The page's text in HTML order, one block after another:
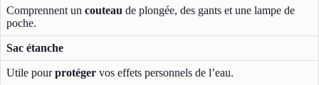
Comprennent un couteau de plongée, des gants et une lampe de
poche.
Sac étanche
Utile pourprotéger vos effets personnels de l’eau.